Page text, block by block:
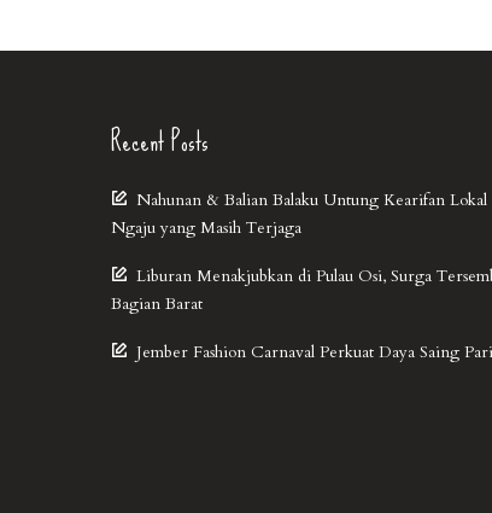
Recent Posts
Nahunan & Balian Balaku Untung Kearifan Lokal
Ngaju yang Masih Terjaga
Liburan Menakjubkan di Pulau Osi, Surga
Bagian Barat
Jember Fashion Carnaval Perkuat Daya Saing